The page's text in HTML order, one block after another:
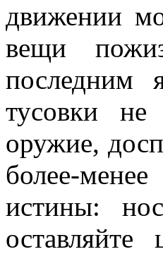
движении
вещи
последним
тусовки не
оружие,
более-
истины: